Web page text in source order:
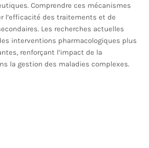
Comprendre ces mécanismes
l’efficacité des traitements et de
Les recherches actuelles
interventions pharmacologiques plus
renforçant l’impact de la
la gestion des maladies complexes.